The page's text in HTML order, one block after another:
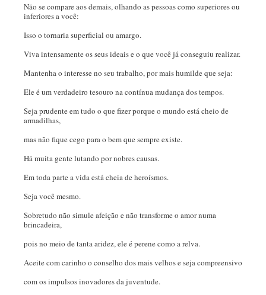
Não se compare aos demais, olhando as pessoas como superiores ou
inferiores a você:
Isso o tornaria superficial ou amargo.
Viva intensamente os seus ideais e o que você já conseguiu realizar.
Mantenha o interesse no seu trabalho, por mais humilde que seja:
Ele é um verdadeiro tesouro na contínua mudança dos tempos.
Seja prudente em tudo o que fizer porque o mundo está cheio de
armadilhas,
mas não fique cego para o bem que sempre existe.
Há muita gente lutando por nobres causas.
Em toda parte a vida está cheia de heroísmos.
Seja você mesmo.
Sobretudo não simule afeição e não transforme o amor numa
brincadeira,
pois no meio de tanta aridez, ele é perene como a relva.
Aceite com carinho o conselho dos mais velhos e seja compreensivo
com os impulsos inovadores da juventude.